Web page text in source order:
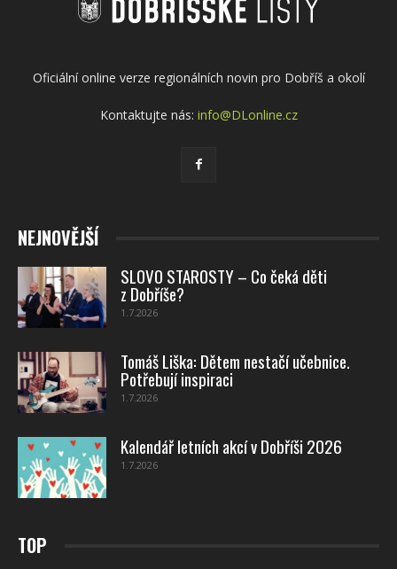
Oficiální online verze regionálních novin pro Dobříš a okolí
Kontaktujte nás: info@DLonline.cz
NEJNOVĚJŠÍ
SLOVO STAROSTY – Co čeká děti
z Dobříše?
1.7.2026
Tomáš Liška: Dětem nestačí učebnice.
Potřebují inspiraci
1.7.2026
Kalendář letních akcí v Dobříši 2026
1.7.2026
TOP